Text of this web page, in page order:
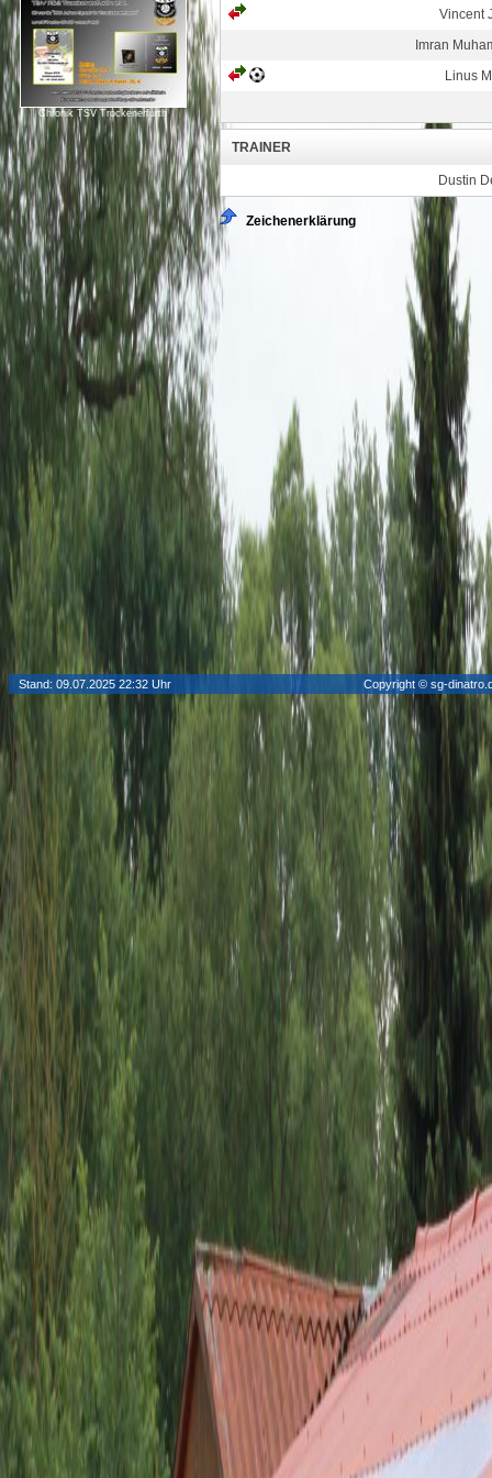
Chronik TSV Trockenerfurth
Vincent
Imran
Linus
TRAINER
Dustin
Zeichenerklärung
Stand: 09.07.2025 22:32 Uhr Copyright © sg-